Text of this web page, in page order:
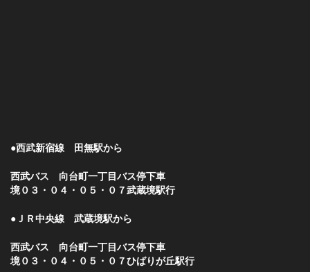
●西武新宿線 田無駅から
西武バス 向台町一丁目バス停下車
境０３・０４・０５・０７武蔵境駅行
●ＪＲ中央線 武蔵境駅から
西武バス 向台町一丁目バス停下車
境０３・０４・０５・０７ひばりが丘駅行